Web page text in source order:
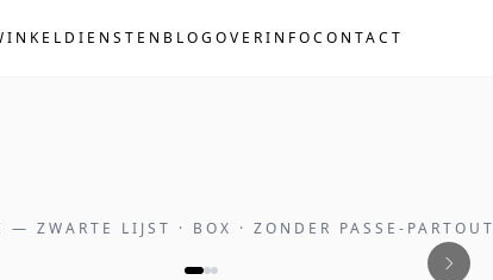
DIENSTEN BLOGOVERINFOCONTACT
— ZWARTE LIJST · BOX · ZONDER PASSE-PARTOUT